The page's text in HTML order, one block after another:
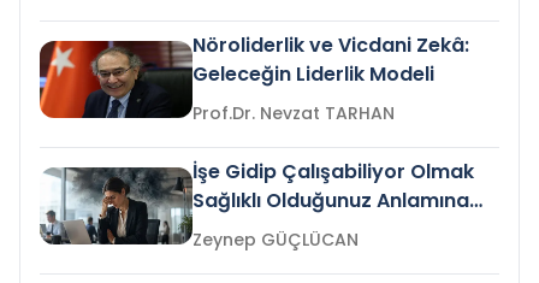
Nöroliderlik ve Vicdani Zekâ:
Geleceğin Liderlik Modeli
Prof.Dr. Nevzat TARHAN
İşe Gidip Çalışabiliyor Olmak
Sağlıklı Olduğunuz Anlamına
Gelir mi?Zeynep GÜÇLÜCAN